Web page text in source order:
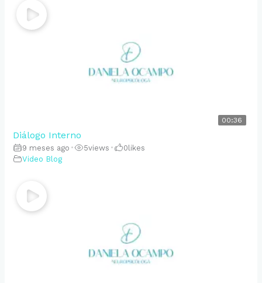
00:36
Diálogo Interno
9 meses ago • 5views • 0likes
Video Blog